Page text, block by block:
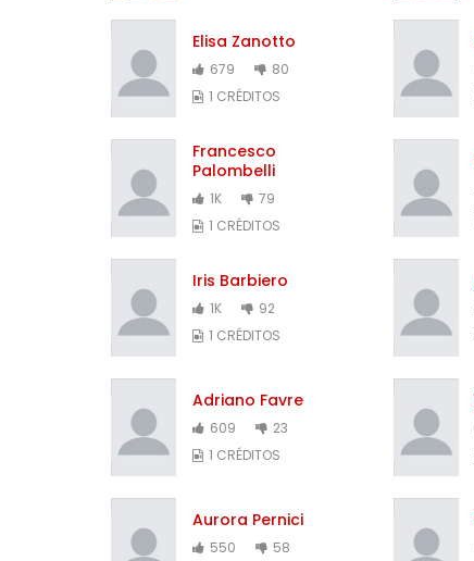
Elisa Zanotto
679
80
1 CRÉDITOS
Francesco
Palombelli
1K
79
1 CRÉDITOS
Iris Barbiero
1K
92
1 CRÉDITOS
Adriano Favre
609
23
1 CRÉDITOS
Aurora Pernici
550
58